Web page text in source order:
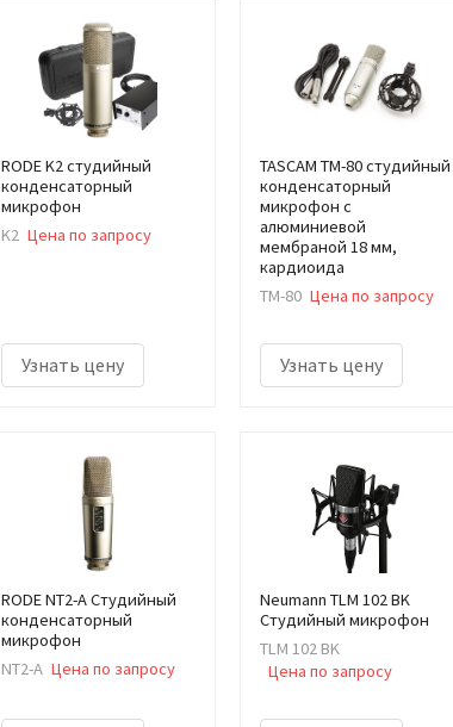
RODE K2 студийный
конденсаторный
микрофон
K2 Цена по запросу
Узнать цену
TASCAM TM-80 студийный
конденсаторный
микрофон с
алюминиевой
мембраной 18 мм,
кардиоида
TM-80 Цена по запросу
Узнать цену
RODE NT2-A Студийный
конденсаторный
микрофон
NT2-A Цена по запросу
Neumann TLM 102 BK
Студийный микрофон
TLM 102 BK
Цена по запросу